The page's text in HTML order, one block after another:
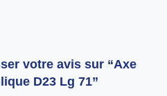
votre avis sur “Axe
D23 Lg 71”